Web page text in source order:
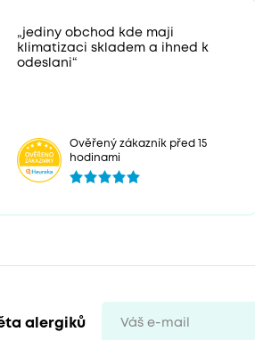
„jediny obchod kde maji
klimatizaci skladem a ihned k
odeslani“
Ověřený zákazník před 15
hodinami
alergiků